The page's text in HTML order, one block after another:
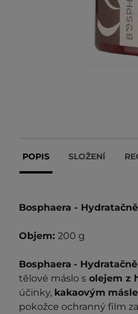
POPIS SLOŽENÍ
Bosphaera -
Objem: 200 g
Bosphaera -
tělové máslo s olejem z
účinky, kakaovým
pokožce ochranný film